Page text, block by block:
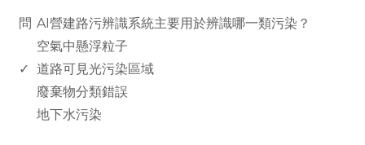
問 AI營建路污辨識系統主要用於辨識哪一類污染？
空氣中懸浮粒子
✓ 道路可見光污染區域
廢棄物分類錯誤
地下水污染